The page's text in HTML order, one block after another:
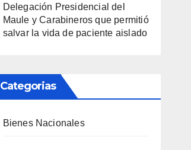
Delegación Presidencial del
Maule y Carabineros que permitió
salvar la vida de paciente aislado
Categorias
Bienes Nacionales